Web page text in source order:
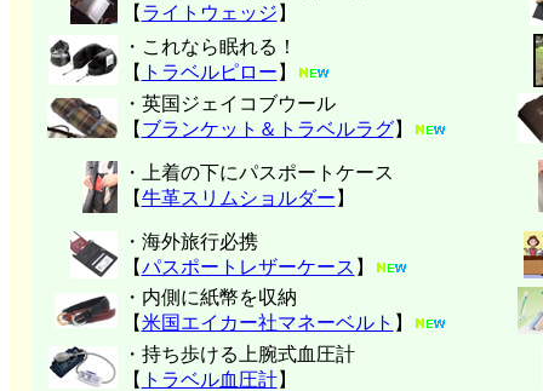
【 ライトウェッジ 】
・これなら眠れる！
【 トラベルピロー 】
・英国ジェイコブウール
【 ブランケット＆トラベルラグ】
・上着の下にパスポートケース
【牛革スリムショルダー 】
・海外旅行必携
【パスポートレザーケース 】
・内側に紙幣を収納
【米国エイカー社マネーベルト 】
・持ち歩ける上腕式血圧計
【 トラベル血圧計】